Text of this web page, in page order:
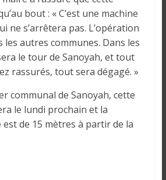
bout : « C’est une machine
ne s’arrêtera pas. L’opération
les autres communes. Dans les
le tour de Sanoyah, et tout
rassurés, tout sera dégagé. »
communal de Sanoyah, cette
le lundi prochain et la
de 15 mètres à partir de la